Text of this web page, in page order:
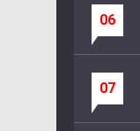
06
07